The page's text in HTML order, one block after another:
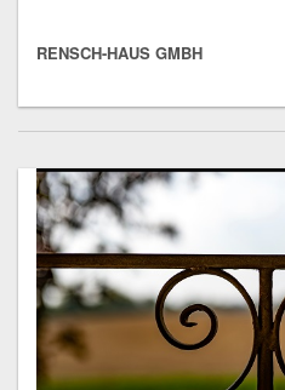
RENSCH-HAUS GMBH